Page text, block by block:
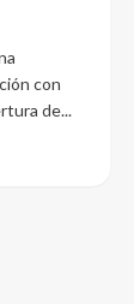
con
de...